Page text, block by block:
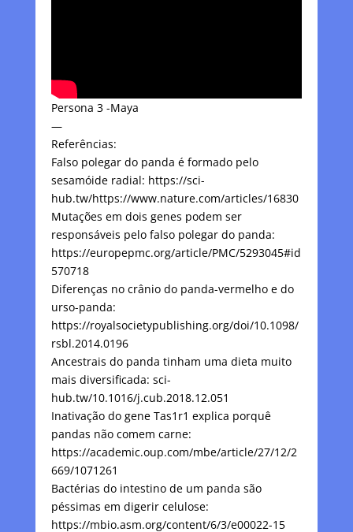
Persona 3 -Maya
—
Referências:
Falso polegar do panda é formado pelo
sesamóide radial: https://sci-
hub.tw/https://www.nature.com/articles/16830
Mutações em dois genes podem ser
responsáveis pelo falso polegar do panda:
https://europepmc.org/article/PMC/5293045#id
570718
Diferenças no crânio do panda-vermelho e do
urso-panda:
https://royalsocietypublishing.org/doi/10.1098/
rsbl.2014.0196
Ancestrais do panda tinham uma dieta muito
mais diversificada: sci-
hub.tw/10.1016/j.cub.2018.12.051
Inativação do gene Tas1r1 explica porquê
pandas não comem carne:
https://academic.oup.com/mbe/article/27/12/2
669/1071261
Bactérias do intestino de um panda são
péssimas em digerir celulose:
https://mbio.asm.org/content/6/3/e00022-15